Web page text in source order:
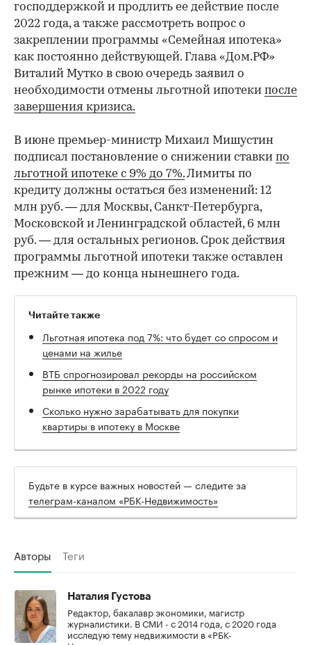
господдержкой и продлить ее действие после
2022 года, а также рассмотреть вопрос о
закреплении программы «Семейная ипотека»
как постоянно действующей. Глава «Дом.РФ»
Виталий Мутко в свою очередь заявил о
необходимости отмены льготной ипотеки после
завершения кризиса.
В июне премьер-министр Михаил Мишустин
подписал постановление о снижении ставки по
льготной ипотеке с 9% до 7%.Лимиты по
кредиту должны остаться без изменений: 12
млн руб. — для Москвы, Санкт-Петербурга,
Московской и Ленинградской областей, 6 млн
руб. — для остальных регионов. Срок действия
программы льготной ипотеки также оставлен
прежним — до конца нынешнего года.
Читайте также
Льготная ипотека под 7%: что будет со спросом и
ценами на жилье
ВТБ спрогнозировал рекорды на российском
рынке ипотеки в 2022 году
Сколько нужно зарабатывать для покупки
квартиры в ипотеку в Москве
Будьте в курсе важных новостей — следите за
телеграм-каналом «РБК-Недвижимость»
Авторы Теги
Наталия Густова
Редактор, бакалавр экономики, магистр
журналистики. В СМИ - с 2014 года, с 2020 года
исследую тему недвижимости в «РБК-